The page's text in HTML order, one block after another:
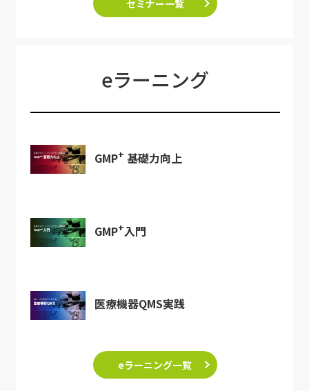
セミナー一覧
eラーニング
GMP+ 基礎力向上
GMP+入門
医療機器QMS実践
eラーニング一覧